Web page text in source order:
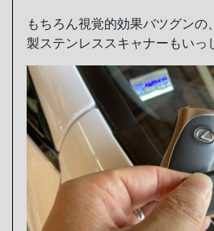
もちろん視覚的効果バツグンの
製ステンレススキャナーもいっ